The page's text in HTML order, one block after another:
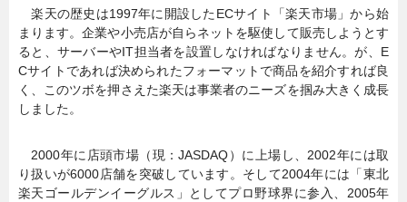
楽天の歴史は1997年に開設したECサイト「楽天市場」から始
まります。企業や小売店が自らネットを駆使して販売しようとす
ると、サーバーやIT担当者を設置しなければなりません。が、E
Cサイトであれば決められたフォーマットで商品を紹介すれば良
く、このツボを押さえた楽天は事業者のニーズを掴み大きく成長
しました。
2000年に店頭市場（現：JASDAQ）に上場し、2002年には取
り扱いが6000店舗を突破しています。そして2004年には「東北
楽天ゴールデンイーグルス」としてプロ野球界に参入、2005年